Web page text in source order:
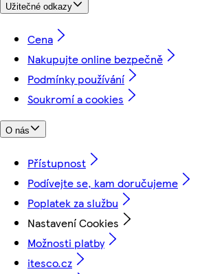
Užitečné odkazy
Cena
Nakupujte online bezpečně
Podmínky používání
Soukromí a cookies
O nás
Přístupnost
Podívejte se, kam doručujeme
Poplatek za službu
Nastavení Cookies
Možnosti platby
itesco.cz